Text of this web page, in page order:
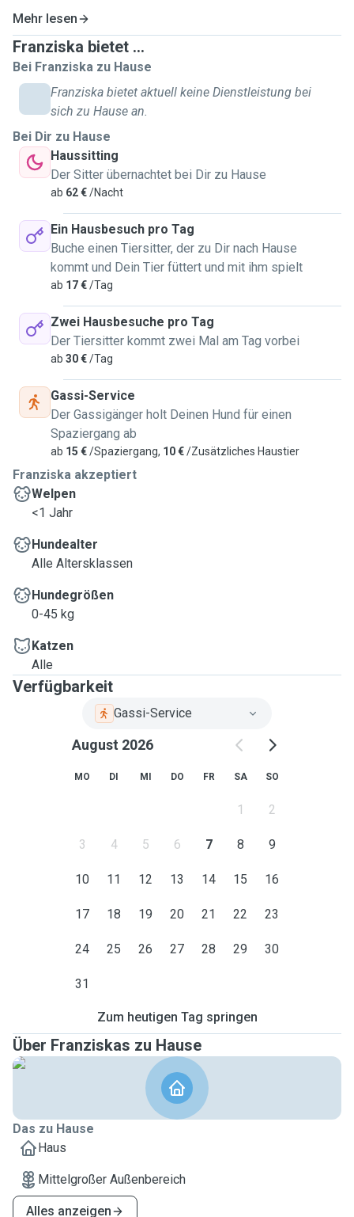
Mehr lesen
Franziska bietet ...
Bei Franziska zu Hause
Franziska bietet aktuell keine Dienstleistung bei
sich zu Hause an.
Bei Dir zu Hause
Haussitting
Der Sitter übernachtet bei Dir zu Hause
ab 62 €/Nacht
Ein Hausbesuch pro Tag
Buche einen Tiersitter, der zu Dir nach Hause
kommt und Dein Tier füttert und mit ihm spielt
ab 17 €/Tag
Zwei Hausbesuche pro Tag
Der Tiersitter kommt zwei Mal am Tag vorbei
ab 30 €/Tag
Gassi-Service
Der Gassigänger holt Deinen Hund für einen
Spaziergang ab
ab 15 €/Spaziergang, 10 €/Zusätzliches Haustier
Franziska akzeptiert
Welpen
<1 Jahr
Hundealter
Alle Altersklassen
Hundegrößen
0-45 kg
Katzen
Alle
Verfügbarkeit
Gassi-Service
August 2026
MO DI MI DO FR SA SO
1 2
3 4 5 6 7 8 9
10 11 12 13 14 15 16
17 18 19 20 21 22 23
24 25 26 27 28 29 30
31
Zum heutigen Tag springen
Über Franziskas zu Hause
Das zu Hause
Haus
Mittelgroßer Außenbereich
Alles anzeigen